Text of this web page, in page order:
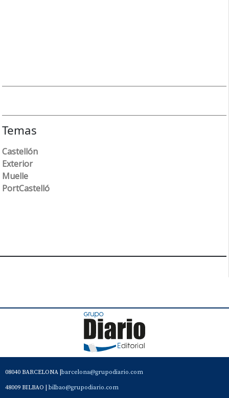
Temas
Castellón
Exterior
Muelle
PortCastelló
08040 BARCELONA | barcelona@grupodiario.com
48009 BILBAO | bilbao@grupodiario.com